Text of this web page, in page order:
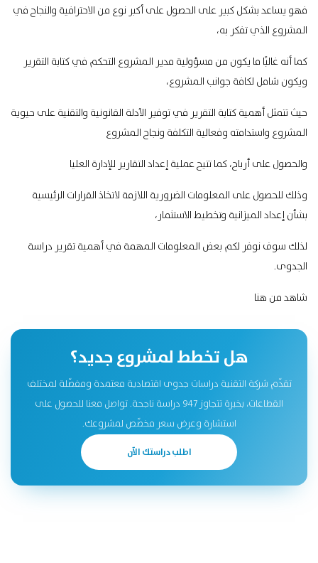
فهو يساعد بشكل كبير على الحصول على أكبر نوع من الاحترافية والنجاح في
المشروع الذي تفكر به،
كما أنه غالبًا ما يكون من مسؤولية مدير المشروع التحكم في كتابة التقرير
ويكون شامل لكافة جوانب المشروع،
حيث تتمثل أهمية كتابة التقرير في توفير الأدلة القانونية والتقنية على حيوية
المشروع واستدامته وفعالية التكلفة ونجاح المشروع
والحصول على أرباح، كما تتيح عملية إعداد التقارير للإدارة العليا
وذلك للحصول على المعلومات الضرورية اللازمة لاتخاذ القرارات الرئيسية
بشأن إعداد الميزانية وتخطيط الاستثمار،
لذلك سوف نوفر لكم بعض المعلومات المهمة في أهمية تقرير دراسة
الجدوى.
شاهدمن هنا
هل تخطط لمشروع جديد؟
تقدّم شركة التقنية دراسات جدوى اقتصادية معتمدة ومفصّلة لمختلف
القطاعات، بخبرة تتجاوز 947 دراسة ناجحة. تواصل معنا للحصول على
استشارة وعرض سعر مخصّص لمشروعك.
اطلب دراستك الآن